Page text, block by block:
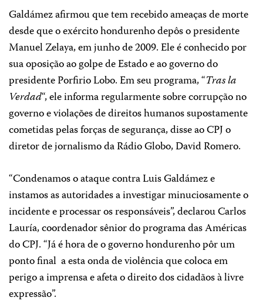
Galdámez afirmou que tem recebido ameaças de morte
desde que o exército hondurenho depôs o presidente
Manuel Zelaya, em junho de 2009. Ele é conhecido por
sua oposição ao golpe de Estado e ao governo do
presidente Porfirio Lobo. Em seu programa, “Tras la
Verdad“, ele informa regularmente sobre corrupção no
governo e violações de direitos humanos supostamente
cometidas pelas forças de segurança, disse ao CPJ o
diretor de jornalismo da Rádio Globo, David Romero.
“Condenamos o ataque contra Luis Galdámez e
instamos as autoridades a investigar minuciosamente o
incidente e processar os responsáveis”, declarou Carlos
Lauría, coordenador sênior do programa das Américas
do CPJ. “Já é hora de o governo hondurenho pôr um
ponto final a esta onda de violência que coloca em
perigo a imprensa e afeta o direito dos cidadãos à livre
expressão”.